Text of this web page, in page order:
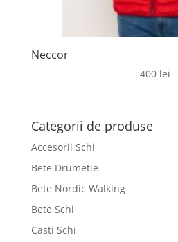
Neccor
400 lei
Categorii de produse
Accesorii Schi
Bete Drumetie
Bete Nordic Walking
Bete Schi
Casti Schi